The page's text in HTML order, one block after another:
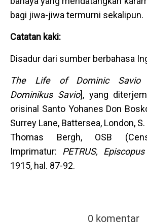
bagi jiwa-jiwa termurni sekalipun.
Catatan kaki:
Disadur dari sumber berbahasa
The Life of Dominic Savio
Dominikus Savio], yang
orisinal Santo Yohanes Don
Surrey Lane, Battersea, London, S.
Thomas Bergh, OSB
Imprimatur: PETRUS,
1915, hal. 87-92.
0 komentar